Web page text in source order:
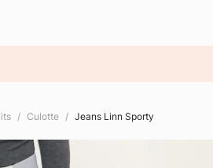
Culotte Jeans Linn Sporty